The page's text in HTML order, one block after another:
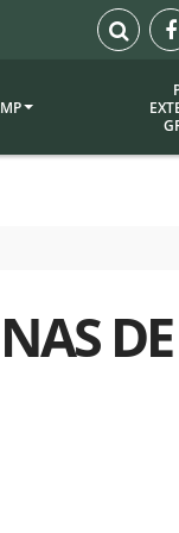
de